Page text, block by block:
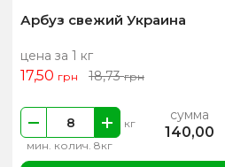
Арбуз свежий Украина
цена за 1 кг
17,50 грн 18,73грн
мин. колич. 8кг
кг сумма
140,00